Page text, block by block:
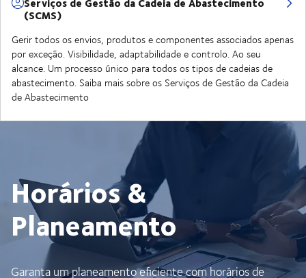
(SCMS)
Gerir todos os envios, produtos e componentes associados apenas
por exceção. Visibilidade, adaptabilidade e controlo. Ao seu
alcance. Um processo único para todos os tipos de cadeias de
abastecimento. Saiba mais sobre os Serviços de Gestão da Cadeia
de Abastecimento
Horários &
Planeamento
Garanta um planeamento eficiente com horários de